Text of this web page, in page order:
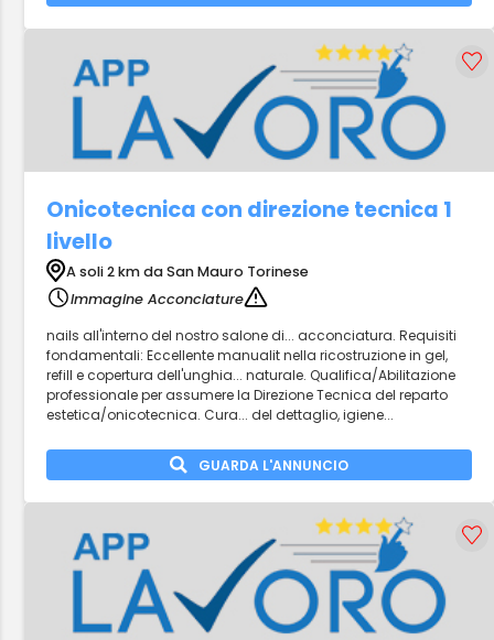
Onicotecnica con direzione tecnica 1
livello
A soli 2 km da San Mauro Torinese
Immagine Acconciature
nails all'interno del nostro salone di... acconciatura. Requisiti
fondamentali: Eccellente manualit nella ricostruzione in gel,
refill e copertura dell'unghia... naturale. Qualifica/Abilitazione
professionale per assumere la Direzione Tecnica del reparto
estetica/onicotecnica. Cura... del dettaglio, igiene...
GUARDA L'ANNUNCIO